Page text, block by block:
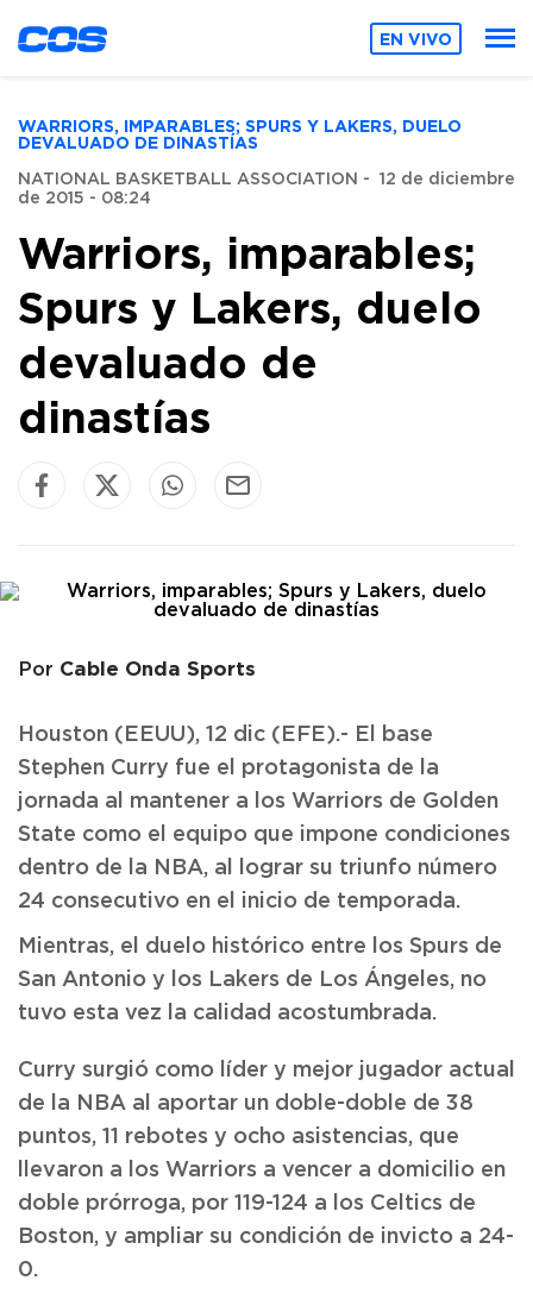
EN VIVO
WARRIORS, IMPARABLES; SPURS Y LAKERS, DUELO
DEVALUADO DE DINASTÍAS
NATIONAL BASKETBALL ASSOCIATION - 12 de diciembre
de 2015 - 08:24
Warriors, imparables;
Spurs y Lakers, duelo
devaluado de
dinastías
Por Cable Onda Sports
Houston (EEUU), 12 dic (EFE).- El base
Stephen Curry fue el protagonista de la
jornada al mantener a los Warriors de Golden
State como el equipo que impone condiciones
dentro de la NBA, al lograr su triunfo número
24 consecutivo en el inicio de temporada.
Mientras, el duelo histórico entre los Spurs de
San Antonio y los Lakers de Los Ángeles, no
tuvo esta vez la calidad acostumbrada.
Curry surgió como líder y mejor jugador actual
de la NBA al aportar un doble-doble de 38
puntos, 11 rebotes y ocho asistencias, que
llevaron a los Warriors a vencer a domicilio en
doble prórroga, por 119-124 a los Celtics de
Boston, y ampliar su condición de invicto a 24-
0.